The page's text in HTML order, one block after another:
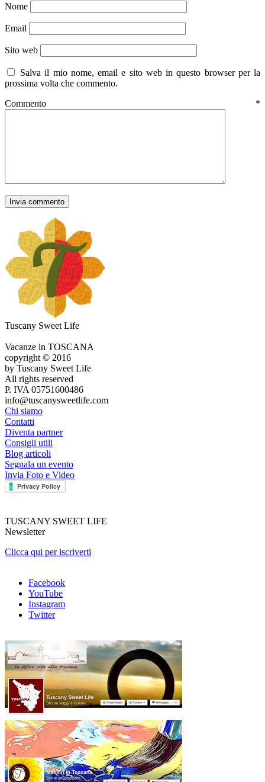
Nome
Email
Sito web
Salva il mio nome, email e sito web in questo browser per la
prossima volta che commento.
Commento *
Tuscany Sweet Life
Vacanze in TOSCANA
copyright © 2016
by Tuscany Sweet Life
All rights reserved
P. IVA 05751600486
info@tuscanysweetlife.com
Chi siamo
Contatti
Diventa partner
Consigli utili
Blog articoli
Segnala un evento
Invia Foto e Video
TUSCANY SWEET LIFE
Newsletter
Clicca qui per iscriverti
Facebook
YouTube
Instagram
Twitter